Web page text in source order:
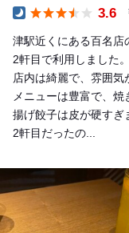
3.6
津駅近くにある百名店
2軒目で利用しました。
店内は綺麗で、雰囲気
メニューは豊富で、焼
揚げ餃子は皮が硬すぎ
2軒目だったの...